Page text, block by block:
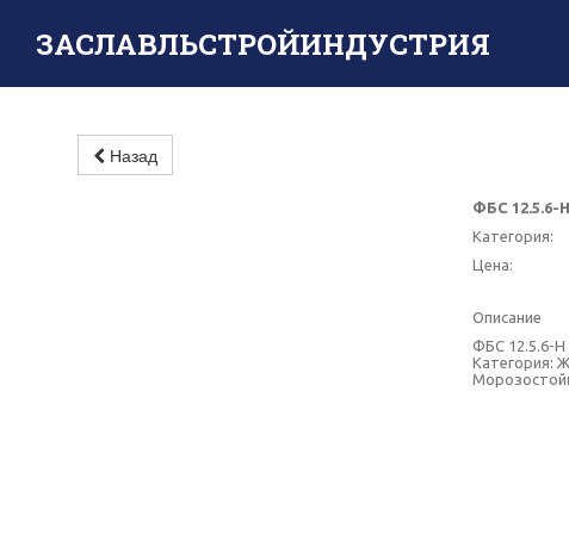
ЗАСЛАВЛЬСТРОЙИНДУСТРИЯ
Назад
ФБС 12.5.6-
Категория:
Цена:
Описание
ФБС 12.5.6-Н
Категория: